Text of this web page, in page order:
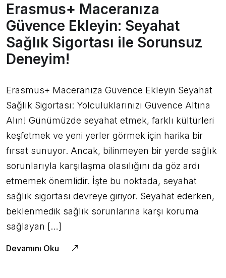
Erasmus+ Maceranıza
Güvence Ekleyin: Seyahat
Sağlık Sigortası ile Sorunsuz
Deneyim!
Erasmus+ Maceranıza Güvence Ekleyin Seyahat
Sağlık Sigortası: Yolculuklarınızı Güvence Altına
Alın! Günümüzde seyahat etmek, farklı kültürleri
keşfetmek ve yeni yerler görmek için harika bir
fırsat sunuyor. Ancak, bilinmeyen bir yerde sağlık
sorunlarıyla karşılaşma olasılığını da göz ardı
etmemek önemlidir. İşte bu noktada, seyahat
sağlık sigortası devreye giriyor. Seyahat ederken,
beklenmedik sağlık sorunlarına karşı koruma
sağlayan […]
Devamını Oku